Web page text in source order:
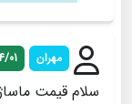
مهران 01
سلام قیمت